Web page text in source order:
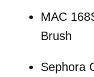
MAC
Brush
Sephora